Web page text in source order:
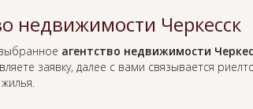
недвижимости Черкесск
агентство недвижимости
заявку, далее с вами связывается